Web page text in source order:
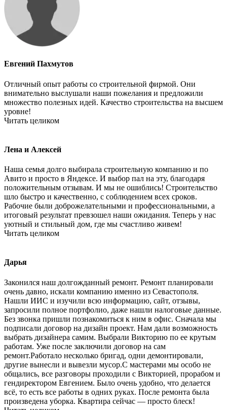
Евгений Пахмутов
Отличный опыт работы со строительной фирмой. Они
внимательно выслушали наши пожелания и предложили
множество полезных идей. Качество строительства на высшем
уровне!
Читать целиком
Лена и Алексей
Наша семья долго выбирала строительную компанию и по
Авито и просто в Яндексе. И выбор пал на эту, благодаря
положительным отзывам. И мы не ошиблись! Строительство
шло быстро и качественно, с соблюдением всех сроков.
Рабочие были доброжелательными и профессиональными, а
итоговый результат превзошел наши ожидания. Теперь у нас
уютный и стильный дом, где мы счастливо живем!
Читать целиком
Дарья
Законился наш долгожданный ремонт. Ремонт планировали
очень давно, искали компанию именно из Севастополя.
Нашли ИИС и изучили всю информацию, сайт, отзывы,
запросили полное портфолио, даже нашли налоговые данные.
Без звонка пришли познакомиться к ним в офис. Сначала мы
подписали договор на дизайн проект. Нам дали возможность
выбрать дизайнера самим. Выбрали Викторию по ее крутым
работам. Уже после заключили договор на сам
ремонт.Работало несколько бригад, одни демонтировали,
другие вынесли и вывезли мусор.С мастерами мы особо не
общались, все разговоры проходили с Викторией, прорабом и
гендиректором Евгением. Было очень удобно, что делается
всё, то есть все работы в одних руках. После ремонта была
произведена уборка. Квартира сейчас — просто блеск!